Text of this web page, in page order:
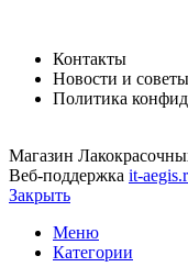
Контакты
Новости и советы
Политика
Магазин
Веб-поддержка it-
Закрыть
Меню
Категории